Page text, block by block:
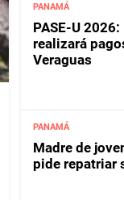
PANAMÁ
PASE-U
realizará
Veraguas
PANAMÁ
Madre de
pide repatriar